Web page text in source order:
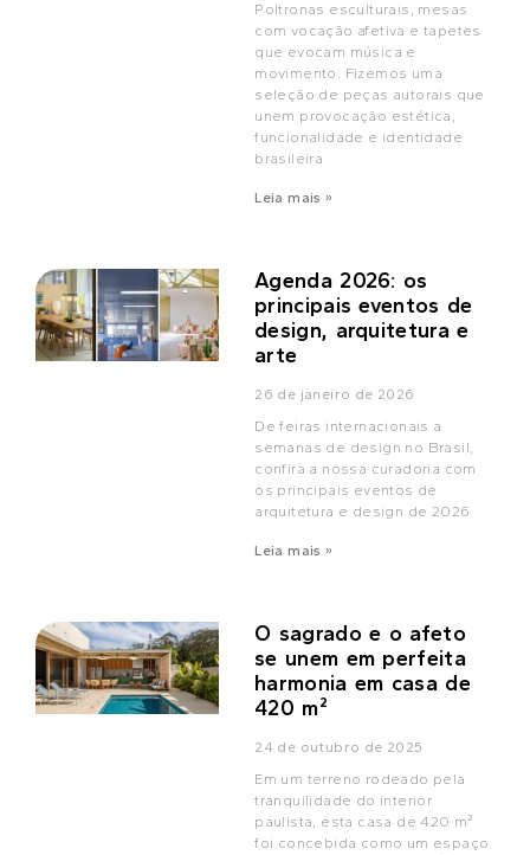
Poltronas esculturais, mesas
com vocação afetiva e tapetes
que evocam música e
movimento. Fizemos uma
seleção de peças autorais que
unem provocação estética,
funcionalidade e identidade
brasileira
Leia mais »
Agenda 2026: os
principais eventos de
design, arquitetura e
arte
26 de janeiro de 2026
De feiras internacionais a
semanas de design no Brasil,
confira a nossa curadoria com
os principais eventos de
arquitetura e design de 2026
Leia mais »
O sagrado e o afeto
se unem em perfeita
harmonia em casa de
420 m²
24 de outubro de 2025
Em um terreno rodeado pela
tranquilidade do interior
paulista, esta casa de 420 m²
foi concebida como um espaço